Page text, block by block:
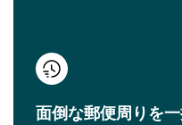
面倒な郵便周りを